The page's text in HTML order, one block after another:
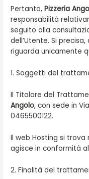
Pertanto,Pizzeria
responsabilità
seguito alla
dell’Utente. Si
riguarda unicamente
1. Soggetti del
Il Titolare del
Angolo, con sede in
0465500122.
Il web Hosting si trova
agisce in conformità
2. Finalità del